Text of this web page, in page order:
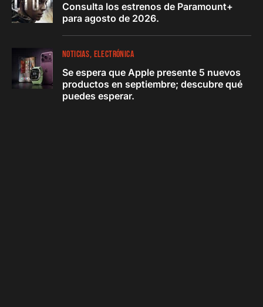
Consulta los estrenos de Paramount+
para agosto de 2026.
NOTICIAS ELECTRÓNICA
Se espera que Apple presente 5 nuevos
productos en septiembre; descubre qué
puedes esperar.